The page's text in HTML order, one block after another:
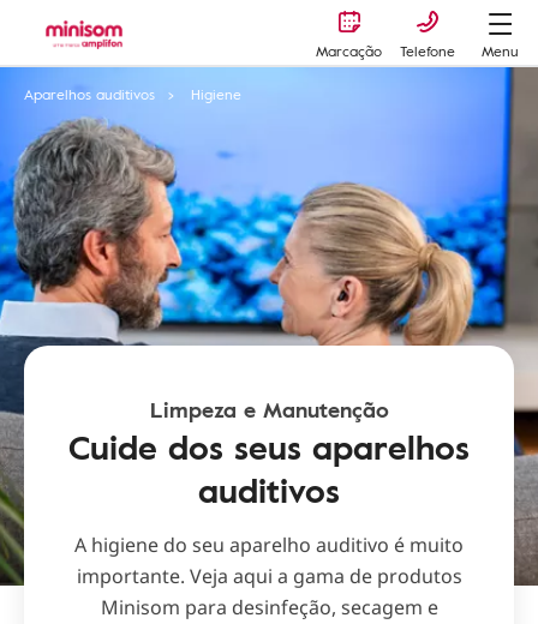
Marcação Telefone
Menu
Aparelhos auditivos
Higiene
Limpeza e Manutenção
Cuide dos seus aparelhos
auditivos
A higiene do seu aparelho auditivo é muito
importante. Veja aqui a gama de produtos
Minisom para desinfeção, secagem e